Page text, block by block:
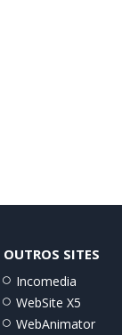
OUTROS SITES
Incomedia
WebSite X5
WebAnimator